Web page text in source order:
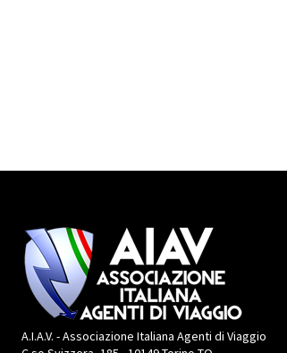
A.I.A.V. - Associazione Italiana Agenti di Viaggio